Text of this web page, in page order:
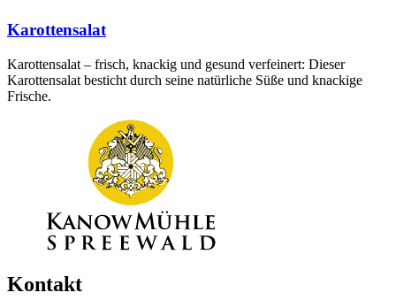
Karottensalat
Karottensalat – frisch, knackig und gesund verfeinert: Dieser
Karottensalat besticht durch seine natürliche Süße und knackige
Frische.
Kontakt